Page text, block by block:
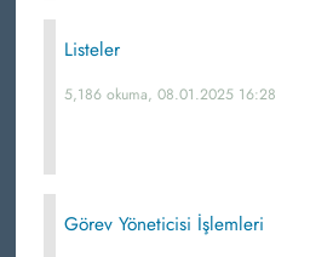
Listeler
5,186 okuma, 08.01.2025 16:28
Görev Yöneticisi İşlemleri